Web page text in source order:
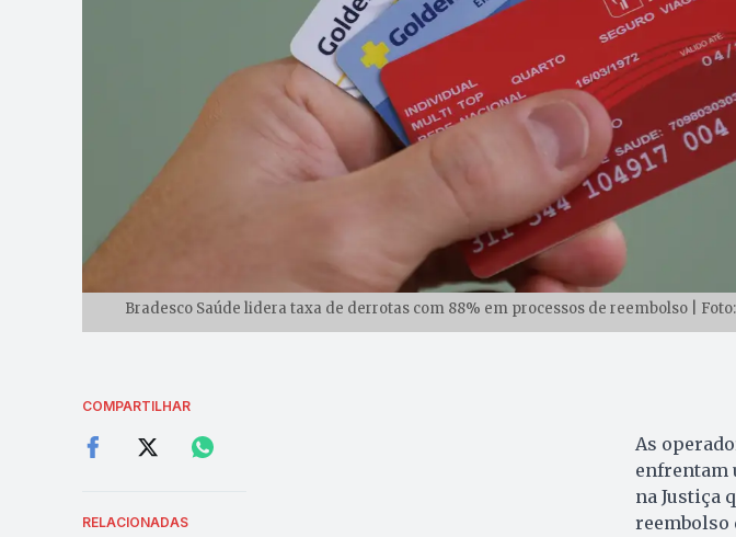
Bradesco Saúde lidera taxa de derrotas com 88% em processos de reembolso |
COMPARTILHAR
RELACIONADAS
As
enfrentam
na Justiça
reembolso